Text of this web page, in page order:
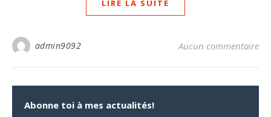
LIRE LA SUITE
admin9092 Aucun commentaire
Abonne toi à mes actualités!